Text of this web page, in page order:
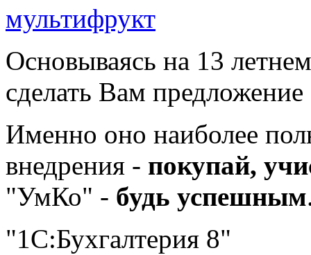
мультифрукт
Основываясь на 13
сделать Вам предложение
Именно оно наиболее
внедрения - покупай,
"УмКо" - будь успешным
"1С:Бухгалтерия 8"